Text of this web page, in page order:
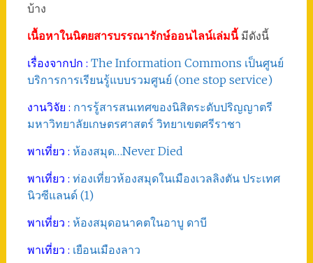
บ้าง
เนื้อหาในนิตยสารบรรณารักษ์ออนไลน์เล่มนี้ มีดังนี้
เรื่องจากปก : The Information Commons เป็นศูนย์
บริการการเรียนรู้แบบรวมศูนย์ (one stop service)
งานวิจัย : การรู้สารสนเทศของนิสิตระดับปริญญาตรี
มหาวิทยาลัยเกษตรศาสตร์ วิทยาเขตศรีราชา
พาเที่ยว : ห้องสมุด…Never Died
พาเที่ยว : ท่องเที่ยวห้องสมุดในเมืองเวลลิงตัน ประเทศ
นิวซีแลนด์ (1)
พาเที่ยว : ห้องสมุดอนาคตในอาบู ดาบี
พาเที่ยว : เยือนเมืองลาว